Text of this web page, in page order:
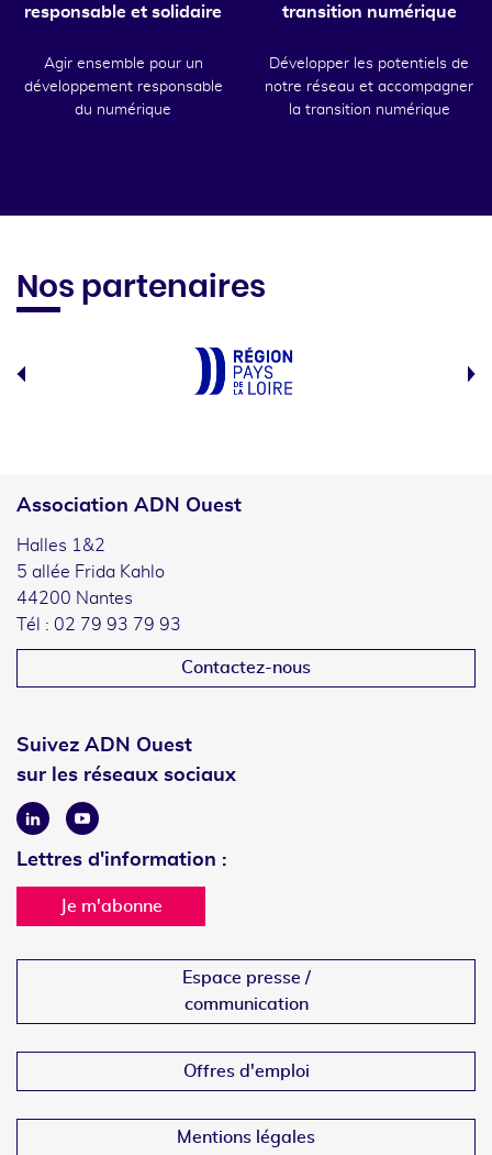
responsable et solidaire
Agir ensemble pour un
développement responsable
du numérique
transition numérique
Développer les potentiels de
notre réseau et accompagner
la transition numérique
Nos partenaires
Association ADN Ouest
Halles 1&2
5 allée Frida Kahlo
44200 Nantes
Tél : 02 79 93 79 93
Contactez-nous
Suivez ADN Ouest
sur les réseaux sociaux
LinkedinYoutube
Lettres d'information :
Je m'abonne
Espace presse /
communication
Offres d'emploi
Mentions légales